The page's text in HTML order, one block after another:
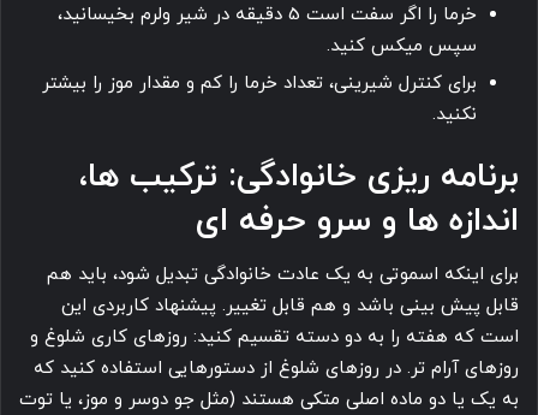
خرما را اگر سفت است 5 دقیقه در شیر ولرم بخیسانید،
سپس میکس کنید.
برای کنترل شیرینی، تعداد خرما را کم و مقدار موز را بیشتر
نکنید.
برنامه ریزی خانوادگی: ترکیب ها،
اندازه ها و سرو حرفه ای
برای اینکه اسموتی به یک عادت خانوادگی تبدیل شود، باید هم
قابل پیش بینی باشد و هم قابل تغییر. پیشنهاد کاربردی این
است که هفته را به دو دسته تقسیم کنید: روزهای کاری شلوغ و
روزهای آرام تر. در روزهای شلوغ از دستورهایی استفاده کنید که
به یک یا دو ماده اصلی متکی هستند (مثل جو دوسر و موز، یا توت